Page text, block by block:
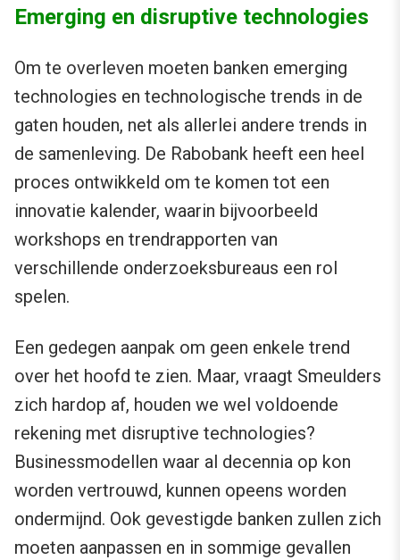
Emerging en disruptive technologies
Om te overleven moeten banken emerging
technologies en technologische trends in de
gaten houden, net als allerlei andere trends in
de samenleving. De Rabobank heeft een heel
proces ontwikkeld om te komen tot een
innovatie kalender, waarin bijvoorbeeld
workshops en trendrapporten van
verschillende onderzoeksbureaus een rol
spelen.
Een gedegen aanpak om geen enkele trend
over het hoofd te zien. Maar, vraagt Smeulders
zich hardop af, houden we wel voldoende
rekening met disruptive technologies?
Businessmodellen waar al decennia op kon
worden vertrouwd, kunnen opeens worden
ondermijnd. Ook gevestigde banken zullen zich
moeten aanpassen en in sommige gevallen